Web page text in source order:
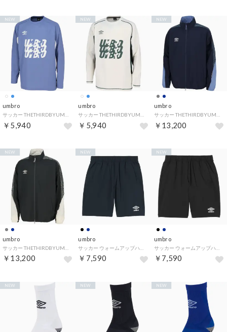
umbro
￥5,940
NEW
umbro
￥5,940
NEW
umbro
￥13,200
NEW
umbro
￥13,200
NEW
umbro
￥7,590
NEW
umbro
￥7,590
NEW
NEW NEW NEW